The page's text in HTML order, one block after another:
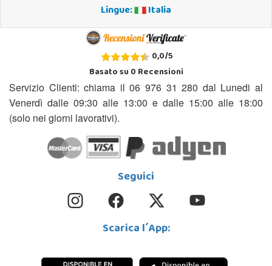
Lingue: Italia
0,0/5
Basato su0Recensioni
Servizio Clienti: chiama il 06 976 31 280 dal Lunedi al
Venerdì dalle 09:30 alle 13:00 e dalle 15:00 alle 18:00
(solo nei giorni lavorativi).
Seguici
Scarica l´App: